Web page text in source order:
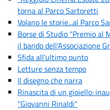
torna al Parco Sartoretti
Volano le storie...al Parco
Borse di Studio "Premio
il bando dell'Associazione
Sfida all'ultimo punto
Letture senza tempo
Il disegno che narra
Rinascita di un gioiello:
"Giovanni Rinaldi"